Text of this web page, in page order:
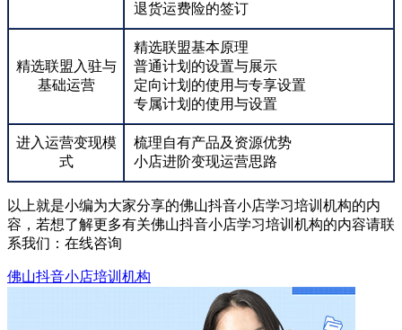
退货运费险的签订
精选联盟入驻与
基础运营
精选联盟基本原理
普通计划的设置与展示
定向计划的使用与专享设置
专属计划的使用与设置
进入运营变现模
式
梳理自有产品及资源优势
小店进阶变现运营思路
以上就是小编为大家分享的佛山抖音小店学习培训机构的内
容，若想了解更多有关佛山抖音小店学习培训机构的内容请联
系我们： 在线咨询
佛山抖音小店培训机构